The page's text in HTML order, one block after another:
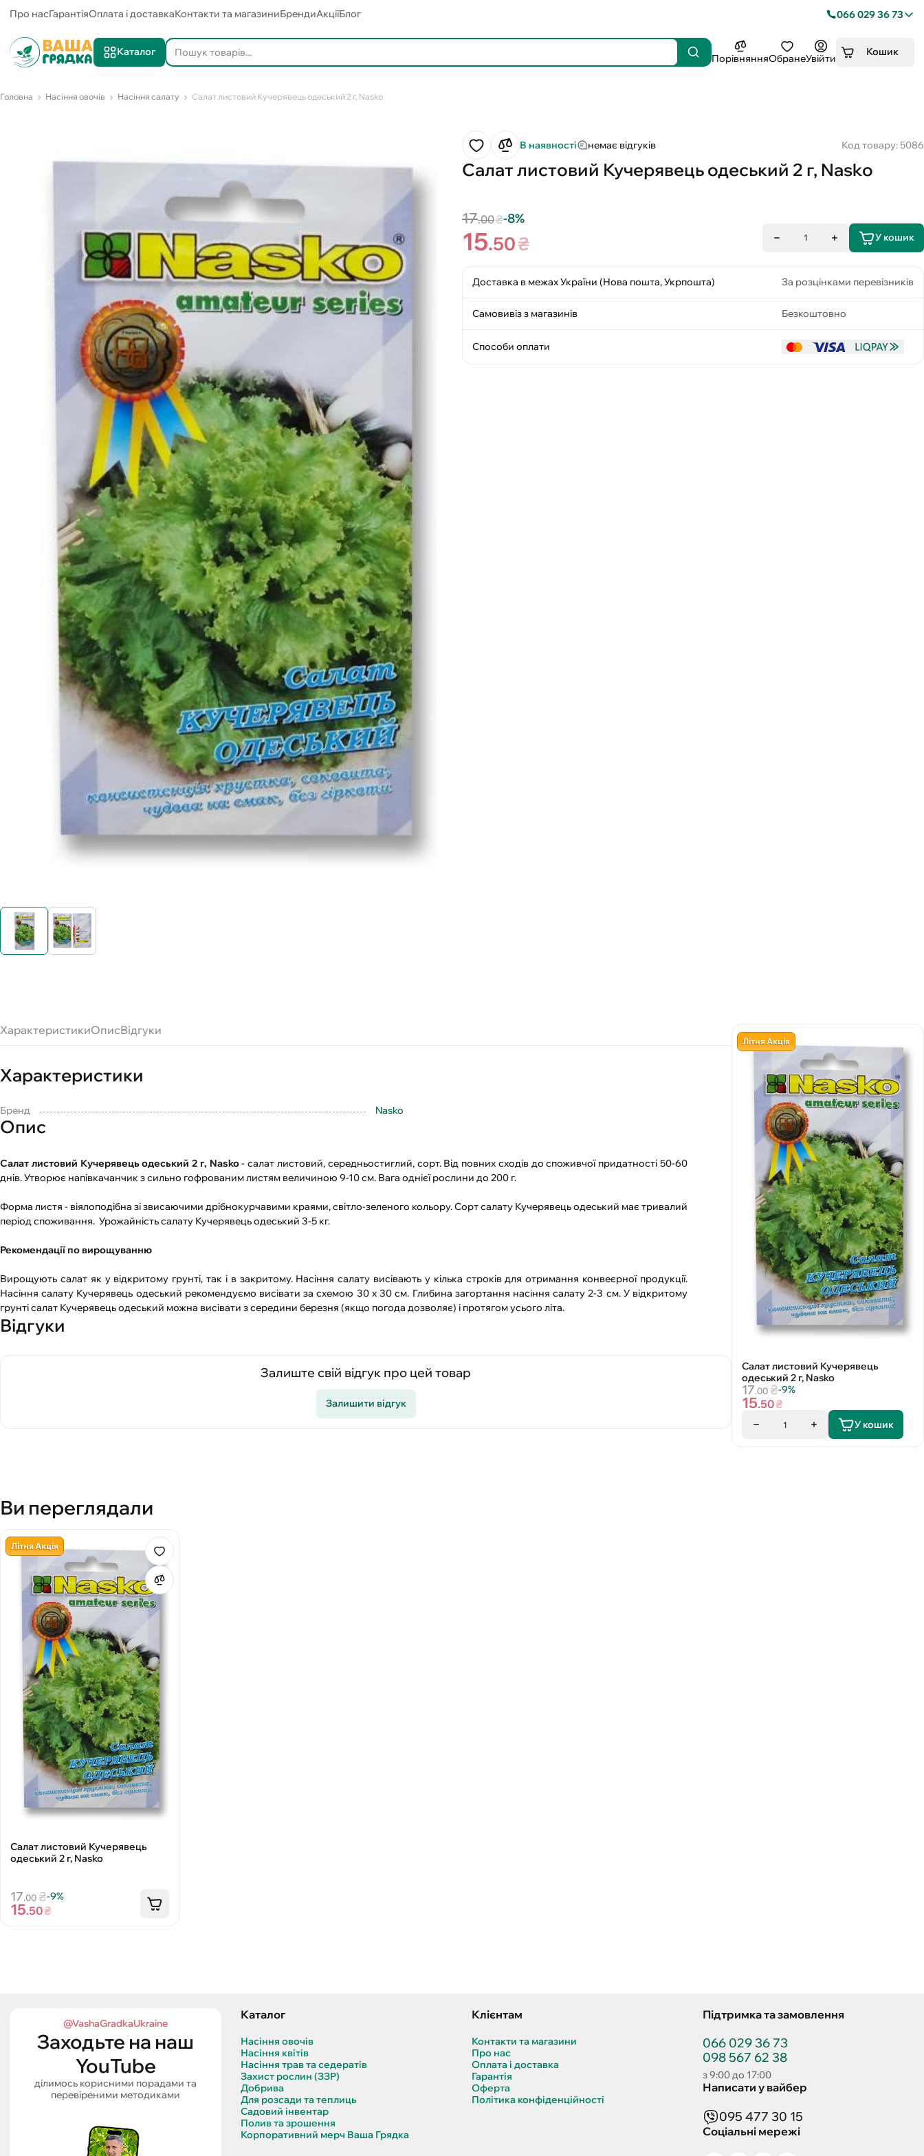
Про насГарантіяОплата і доставкаКонтакти та магазиниБрендиАкціїБлог 066 029 36 73
Каталог
ПорівнянняОбранеУвійти
Кошик
Головна Насіння овочів Насіння салату Салат листовий Кучерявець одеський 2 г, Nasko
В наявності немає відгуків Код товару: 5086
Салат листовий Кучерявець одеський 2 г, Nasko
17.00₴-8%
15.50₴ 1 У кошик
Доставка в межах України (Нова пошта, Укрпошта) За розцінками перевізників
Самовивіз з магазинів Безкоштовно
Способи оплати
ХарактеристикиОписВідгуки
Характеристики
Бренд Nasko
Опис
Салат листовий Кучерявець одеський 2 г, Nasko- cалат листовий, середньостиглий, сорт. Від повних сходів до споживчої придатності 50-60
днів. Утворює напівкачанчик з сильно гофрованим листям величиною 9-10 см. Вага однієї рослини до 200 г.
Форма листя - віялоподібна зі звисаючими дрібнокурчавими краями, світло-зеленого кольору. Сорт салату Кучерявець одеський має тривалий
період споживання. Урожайність салату Кучерявець одеський 3-5 кг.
Рекомендації по вирощуванню
Вирощують салат як у відкритому грунті, так і в закритому. Насіння салату висівають у кілька строків для отримання конвеєрної продукції.
Насіння салату Кучерявець одеський рекомендуємо висівати за схемою 30 х 30 см. Глибина загортання насіння салату 2-3 см. У відкритому
грунті салат Кучерявець одеський можна висівати з середини березня (якщо погода дозволяє) і протягом усього літа.
Відгуки
Залиште свій відгук про цей товар
Залишити відгук
Літня Акція
Салат листовий Кучерявець
одеський 2 г, Nasko
17.00 ₴-9%
15.50₴
1 У кошик
Ви переглядали
Літня Акція
Салат листовий Кучерявець
одеський 2 г, Nasko
17.00 ₴-9%
15.50₴
@VashaGradkaUkraine
Заходьте на наш
YouTube
ділимось корисними порадами та
перевіреними методиками
Каталог
Насіння овочів
Насіння квітів
Насіння трав та седератів
Захист рослин (ЗЗР)
Добрива
Для розсади та теплиць
Садовий інвентар
Полив та зрошення
Корпоративний мерч Ваша Грядка
Клієнтам
Контакти та магазини
Про нас
Оплата і доставка
Гарантія
Оферта
Політика конфіденційності
Підтримка та замовлення
066 029 36 73
098 567 62 38
з 9:00 до 17:00
Написати у вайбер
095 477 30 15
Соціальні мережі